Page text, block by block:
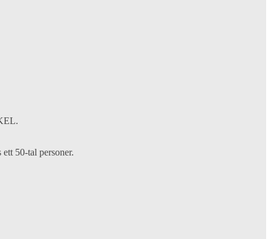
50-tal personer.